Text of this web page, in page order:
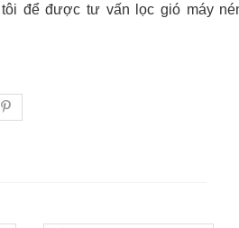
để được tư vấn lọc gió máy